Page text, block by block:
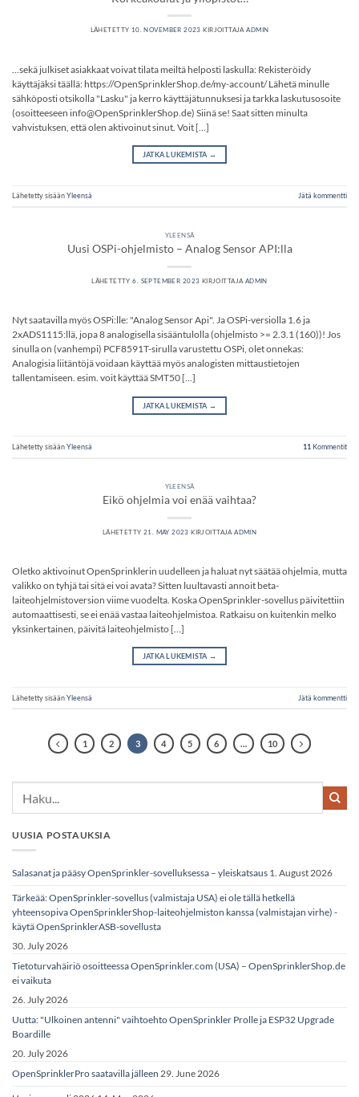
LÄHETETTY 10. NOVEMBER 2023 KIRJOITTAJAADMIN
...sekä julkiset asiakkaat voivat tilata meiltä helposti laskulla: Rekisteröidy
käyttäjäksi täällä: https://OpenSprinklerShop.de/my-account/ Lähetä minulle
sähköposti otsikolla "Lasku" ja kerro käyttäjätunnuksesi ja tarkka laskutusosoite
(osoitteeseen info@OpenSprinklerShop.de) Siinä se! Saat sitten minulta
vahvistuksen, että olen aktivoinut sinut. Voit […]
JATKA LUKEMISTA →
Lähetetty sisäänYleensä Jätä kommentti
YLEENSÄ
Uusi OSPi-ohjelmisto – Analog Sensor API:lla
LÄHETETTY6. SEPTEMBER 2023 KIRJOITTAJA ADMIN
Nyt saatavilla myös OSPi:lle: "Analog Sensor Api". Ja OSPi-versiolla 1.6 ja
2xADS1115:llä, jopa 8 analogisella sisääntulolla (ohjelmisto >= 2.3.1 (160))! Jos
sinulla on (vanhempi) PCF8591T-sirulla varustettu OSPi, olet onnekas:
Analogisia liitäntöjä voidaan käyttää myös analogisten mittaustietojen
tallentamiseen. esim. voit käyttää SMT50 [...]
JATKA LUKEMISTA →
Lähetetty sisäänYleensä 11 Kommentit
YLEENSÄ
Eikö ohjelmia voi enää vaihtaa?
LÄHETETTY 21. MAY 2023 KIRJOITTAJAADMIN
Oletko aktivoinut OpenSprinklerin uudelleen ja haluat nyt säätää ohjelmia, mutta
valikko on tyhjä tai sitä ei voi avata? Sitten luultavasti annoit beta-
laiteohjelmistoversion viime vuodelta. Koska OpenSprinkler-sovellus päivitettiin
automaattisesti, se ei enää vastaa laiteohjelmistoa. Ratkaisu on kuitenkin melko
yksinkertainen, päivitä laiteohjelmisto […]
JATKA LUKEMISTA →
Lähetetty sisäänYleensä Jätä kommentti
1 2 3 4 5 6 … 10
UUSIA POSTAUKSIA
Salasanat ja pääsy OpenSprinkler-sovelluksessa – yleiskatsaus 1. August 2026
Tärkeää: OpenSprinkler-sovellus (valmistaja USA) ei ole tällä hetkellä
yhteensopiva OpenSprinklerShop-laiteohjelmiston kanssa (valmistajan virhe) -
käytä OpenSprinklerASB-sovellusta
30. July 2026
Tietoturvahäiriö osoitteessa OpenSprinkler.com (USA) – OpenSprinklerShop.de
ei vaikuta
26. July 2026
Uutta: "Ulkoinen antenni" vaihtoehto OpenSprinkler Prolle ja ESP32 Upgrade
Boardille
20. July 2026
OpenSprinklerPro saatavilla jälleen 29. June 2026